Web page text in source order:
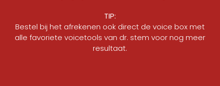
TIP:
Bestel bij het afrekenen ook direct de voice box met
alle favoriete voicetools van dr. stem voor nog meer
resultaat.